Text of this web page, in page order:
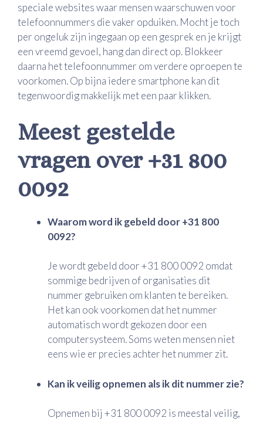
speciale websites waar mensen waarschuwen voor
telefoonnummers die vaker opduiken. Mocht je toch
per ongeluk zijn ingegaan op een gesprek en je krijgt
een vreemd gevoel, hang dan direct op. Blokkeer
daarna het telefoonnummer om verdere oproepen te
voorkomen. Op bijna iedere smartphone kan dit
tegenwoordig makkelijk met een paar klikken.
Meest gestelde
vragen over +31 800
0092
Waarom word ik gebeld door +31 800
0092?
Je wordt gebeld door +31 800 0092 omdat
sommige bedrijven of organisaties dit
nummer gebruiken om klanten te bereiken.
Het kan ook voorkomen dat het nummer
automatisch wordt gekozen door een
computersysteem. Soms weten mensen niet
eens wie er precies achter het nummer zit.
Kan ik veilig opnemen als ik dit nummer zie?
Opnemen bij +31 800 0092 is meestal veilig,